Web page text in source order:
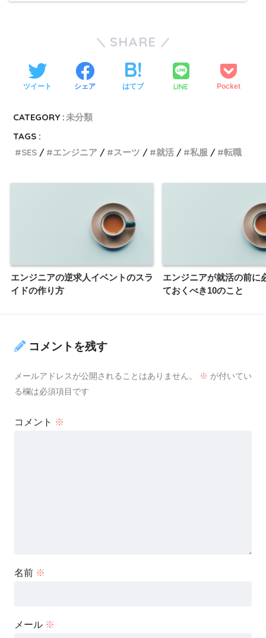
SHARE
ツイート シェア はてブ LINE Pocket
CATEGORY : 未分類
TAGS :
SES
エンジニア スーツ 就活 私服 転職
エンジニアの逆求人イベントのスラ
イドの作り方
エンジニアが就活の前に
ておくべき10のこと
コメントを残す
メールアドレスが公開されることはありません。 ※ が付いてい
る欄は必須項目です
コメント ※
名前 ※
メール ※